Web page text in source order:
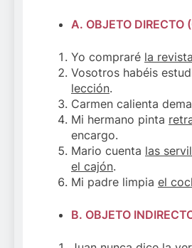
A. OBJETO DIRECTO
Yo compraré la revista
Vosotros habéis
lección.
Carmen calienta
Mi hermano pinta
encargo.
Mario cuenta las
el cajón.
Mi padre limpia el
B. OBJETO